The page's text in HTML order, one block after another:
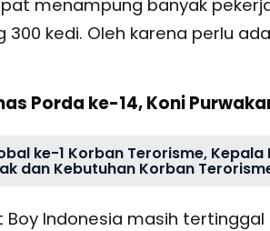
menampung banyak
kedi. Oleh karena perlu
Porda ke-14, Koni
ke-1 Korban Terorisme,
dan Kebutuhan Korban
Indonesia masih